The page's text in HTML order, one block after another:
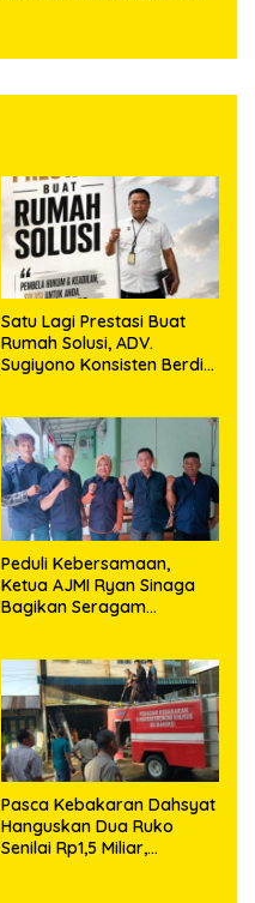
Satu Lagi Prestasi Buat
Rumah Solusi, ADV.
Sugiyono Konsisten Berdiri
Peduli Kebersamaan,
Ketua AJMI Ryan Sinaga
Bagikan Seragam
Pasca Kebakaran Dahsyat
Hanguskan Dua Ruko
Senilai Rp1,5 Miliar,